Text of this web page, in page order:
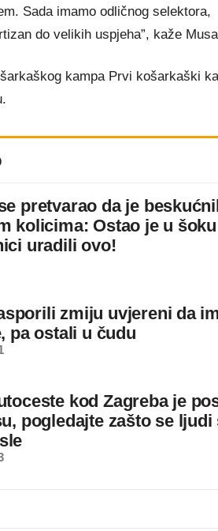
Sada imamo odličnog selektora,
do velikih uspjeha”, kaže
kampa Prvi košarkaški
pretvarao da je
kolicima: Ostao je u
uradili ovo!
zmiju uvjereni da
pa ostali u čudu
kod Zagreba je
pogledajte zašto se